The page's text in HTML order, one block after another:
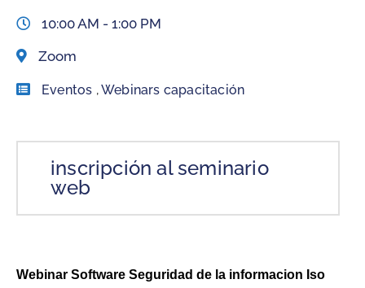
10:00 AM - 1:00 PM
Zoom
Eventos ,Webinars capacitación
inscripción al seminario
web
Webinar Software Seguridad de la informacion Iso